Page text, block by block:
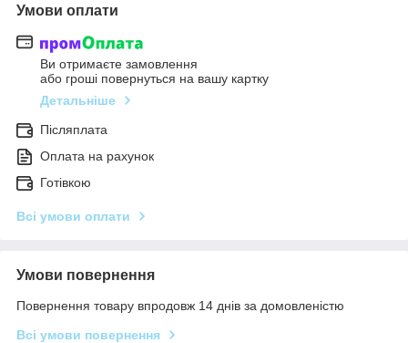
Умови оплати
Ви отримаєте замовлення
або гроші повернуться на вашу картку
Детальніше
Післяплата
Оплата на рахунок
Готівкою
Всі умови оплати
Умови повернення
Повернення товару впродовж 14 днів за домовленістю
Всі умови повернення